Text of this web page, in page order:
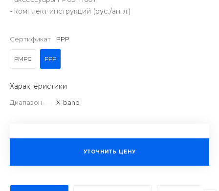
- комплект инструкций (рус./англ.)
Сертификат РРР
РМРС РРР
Характеристики
Диапазон — X-band
УТОЧНИТЬ ЦЕНУ